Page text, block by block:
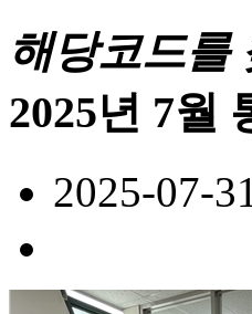
해당코드를
2025년 7월
2025-07-